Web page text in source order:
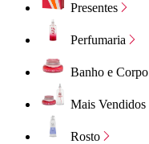
Presentes
Perfumaria
Banho e Corpo
Mais Vendidos
Rosto